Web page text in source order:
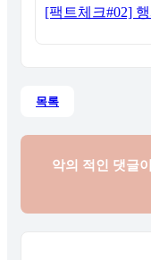
목록
악의 적인 댓글